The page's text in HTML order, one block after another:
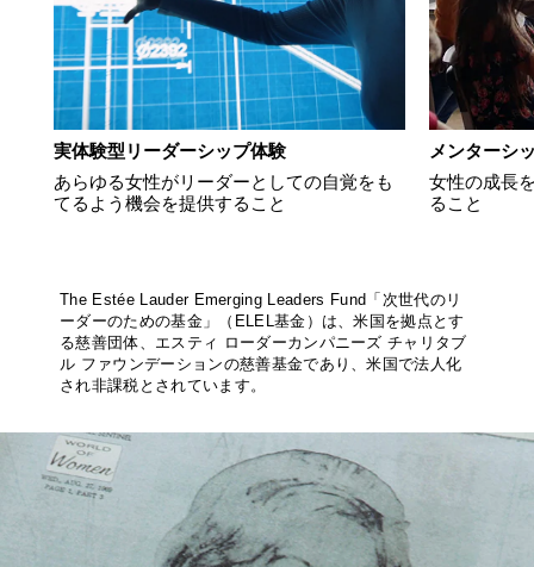
実体験型リーダーシップ体験
あらゆる女性がリーダーとしての自覚をも
てるよう機会を提供すること
メンターシ
女性の成長
ること
The Estée Lauder Emerging Leaders Fund「次世代のリ
ーダーのための基金」（ELEL基金）は、米国を拠点とす
る慈善団体、エスティ ローダーカンパニーズ チャリタブ
ル ファウンデーションの慈善基金であり、米国で法人化
され非課税とされています。